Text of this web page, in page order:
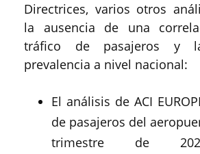
Directrices, varios otros
la ausencia de una
tráfico de pasajeros y
prevalencia a nivel nacional:
El análisis de ACI
de pasajeros del
trimestre de